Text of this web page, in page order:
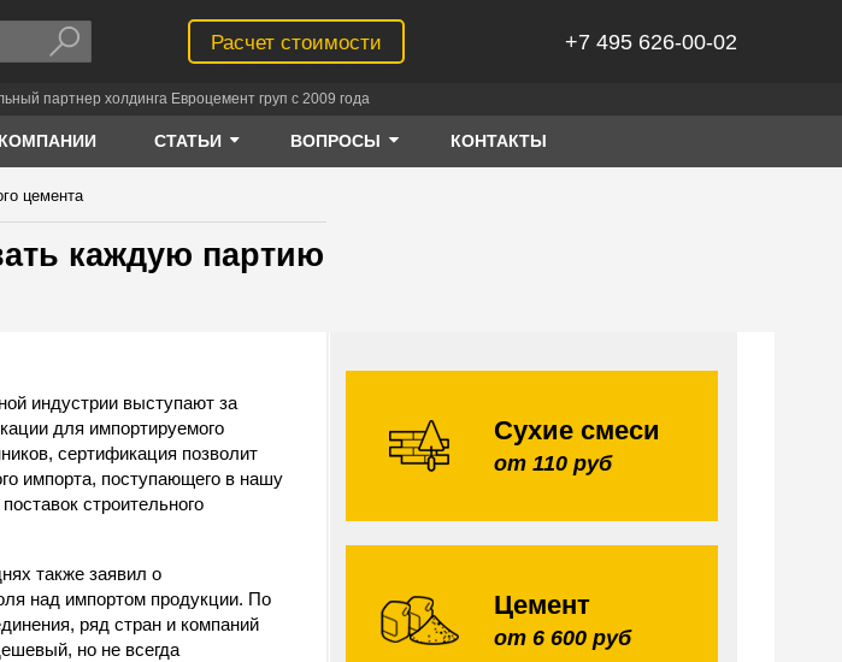
Расчет стоимости +7 495 626-00-02
партнер холдинга Евроцемент груп с 2009 года
СТАТЬИ ВОПРОСЫ КОНТАКТЫ
цемента
каждую партию
индустрии выступают за
для импортируемого
сертификация позволит
импорта, поступающего в нашу
строительного
также заявил о
над импортом продукции. По
ряд стран и компаний
но не всегда
Сухие смеси
от 110 руб
Цемент
от 6 600 руб